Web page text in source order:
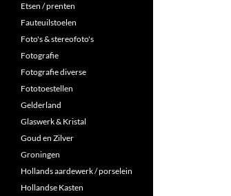
Etsen / prenten
Fauteuilstoelen
Foto's & stereofoto's
Fotografie
Fotografie diverse
Fototoestellen
Gelderland
Glaswerk & Kristal
Goud en Zilver
Groningen
Hollands aardewerk / porselein
Hollandse Kasten